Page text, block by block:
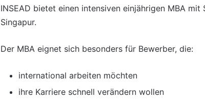
INSEAD bietet einen intensiven einjährigen MBA
Singapur.
Der MBA eignet sich besonders für Bewerber, die:
international arbeiten möchten
ihre Karriere schnell verändern wollen